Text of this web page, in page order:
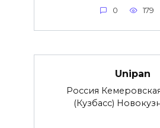
0 179
Unipan
Россия
(Кузбасс)